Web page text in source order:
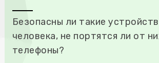
Безопасны ли такие
человека, не портятся ли от
телефоны?